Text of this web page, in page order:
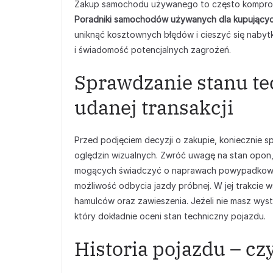
Zakup samochodu używanego to często
Poradniki samochodów używanych dla
uniknąć kosztownych błędów i cieszyć się
i świadomość potencjalnych zagrożeń.
Sprawdzanie stanu
udanej transakcji
Przed podjęciem decyzji o zakupie, koniecznie
oględzin wizualnych. Zwróć uwagę na stan
mogących świadczyć o naprawach
możliwość odbycia jazdy próbnej. W jej trakcie
hamulców oraz zawieszenia. Jeżeli nie masz
który dokładnie oceni stan techniczny pojazdu.
Historia pojazdu –